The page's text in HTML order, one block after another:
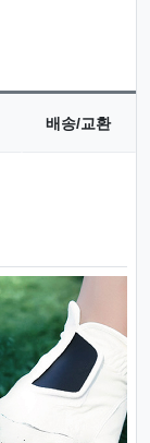
배송/교환